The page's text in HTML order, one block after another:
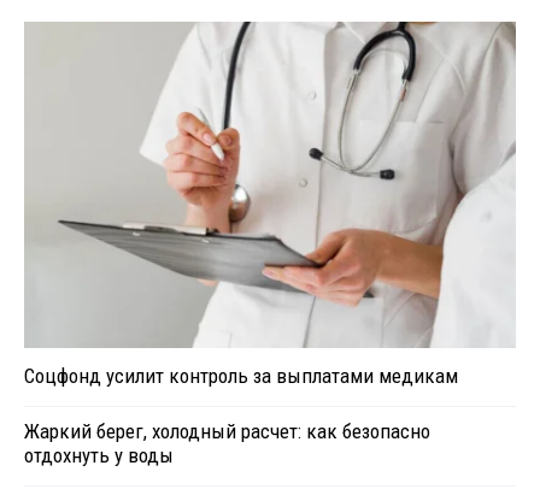
Соцфонд усилит контроль за выплатами медикам
Жаркий берег, холодный расчет: как безопасно
отдохнуть у воды